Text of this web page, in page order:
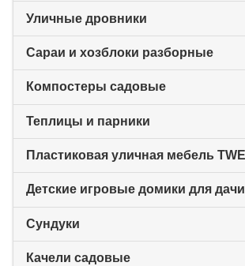
Уличные дровники
Сараи и хозблоки разборные
Компостеры садовые
Теплицы и парники
Детские игровые домики для дачи
Сундуки
Качели садовые